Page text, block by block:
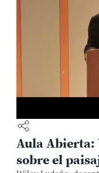
Aula Abierta:
sobre el